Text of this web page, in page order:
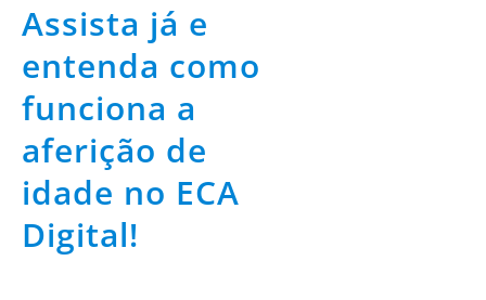
Assista já e
entenda como
funciona a
aferição de
idade no ECA
Digital!